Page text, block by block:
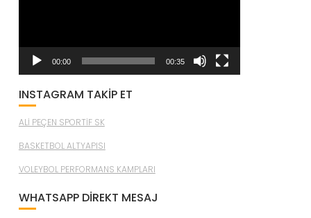
00:00 00:35
INSTAGRAM TAKİP ET
ALİ PEÇEN SPORTİF SK
BASKETBOL ALTYAPISI
VOLEYBOL PERFORMANS KAMPLARI
WHATSAPP DİREKT MESAJ